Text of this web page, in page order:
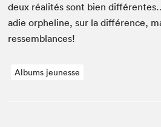
deux réal­ités sont bien
adie orphe­line, sur la dif­férence,
ressemblances!
Albums jeunesse